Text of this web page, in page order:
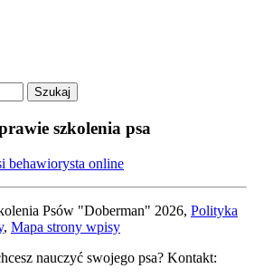
szkolenia psa
behawiorysta online
Psów "Doberman" 2026, Polityka
, Mapa strony wpisy
nauczyć swojego psa? Kontakt: